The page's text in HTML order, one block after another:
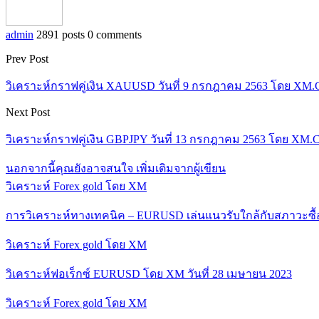
admin 2891 posts 0 comments
Prev Post
วิเคราะห์กราฟคู่เงิน XAUUSD วันที่ 9 กรกฎาคม 2563 โดย
Next Post
วิเคราะห์กราฟคู่เงิน GBPJPY วันที่ 13 กรกฎาคม 2563 โดย
นอกจากนี้คุณยังอาจสนใจ เพิ่มเติมจากผู้เขียน
วิเคราะห์ Forex gold โดย XM
การวิเคราะห์ทางเทคนิค – EURUSD เล่นแนวรับใกล้กับสภาวะซื้
วิเคราะห์ Forex gold โดย XM
วิเคราะห์ฟอเร็กซ์ EURUSD โดย XM วันที่ 28 เมษายน 2023
วิเคราะห์ Forex gold โดย XM